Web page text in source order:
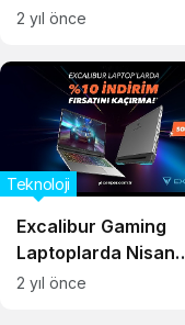
kullanıcılarla buluştu
2 yıl önce
Excalibur Gaming
Laptoplarda Nisan
Ayına Özel %10
Teknoloji
2 yıl önce